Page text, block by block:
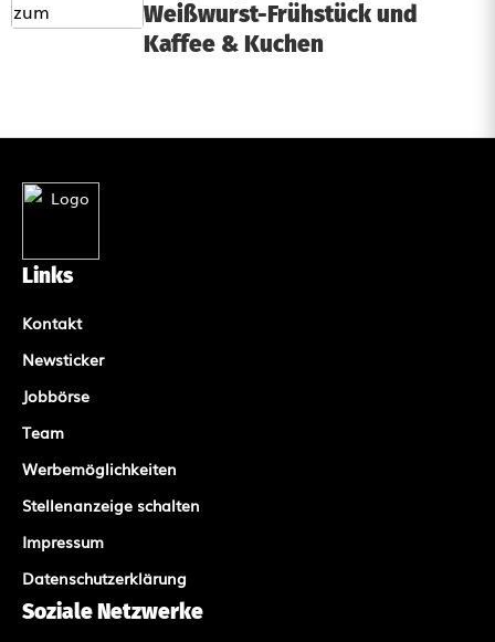
Weißwurst-Frühstück und
Kaffee & Kuchen
Links
Kontakt
Newsticker
Jobbörse
Team
Werbemöglichkeiten
Stellenanzeige schalten
Impressum
Datenschutzerklärung
Soziale Netzwerke